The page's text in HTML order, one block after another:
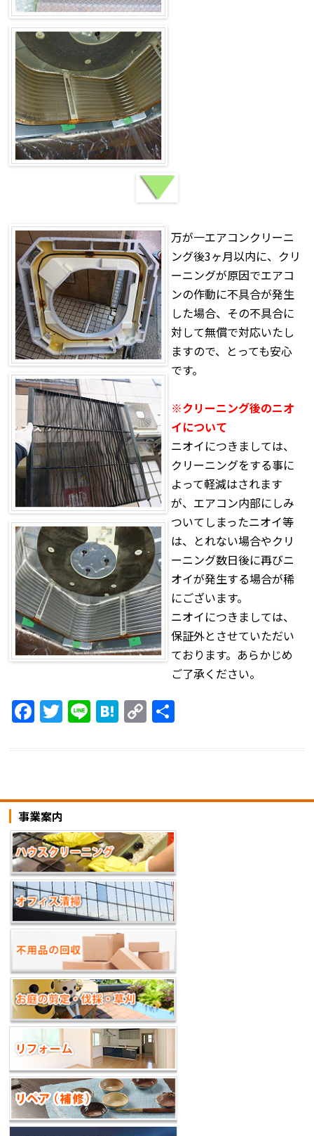
万が一エアコンクリーニ
ング後3ヶ月以内に、クリ
ーニングが原因でエアコ
ンの作動に不具合が発生
した場合、その不具合に
対して無償で対応いたし
ますので、とっても安心
です。
※クリーニング後のニオ
イについて
ニオイにつきましては、
クリーニングをする事に
よって軽減はされます
が、エアコン内部にしみ
ついてしまったニオイ等
は、とれない場合やクリ
ーニング数日後に再びニ
オイが発生する場合が稀
にございます。
ニオイにつきましては、
保証外とさせていただい
ております。あらかじめ
ご了承ください。
F
a
b
o
o
k
T
w
Li
n
H
at
a
C
o
Li
n
k
事業案内